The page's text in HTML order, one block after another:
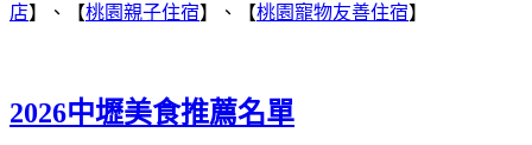
店】、【桃園親子住宿】、【桃園寵物友善住宿】
2026中壢美食推薦名單